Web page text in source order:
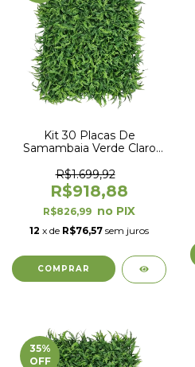
Kit 30 Placas De
Samambaia Verde Claro
Jardim Vertical
R$1.699,92
R$918,88
R$826,99
12 x de R$76,57 sem juros
35%
OFF